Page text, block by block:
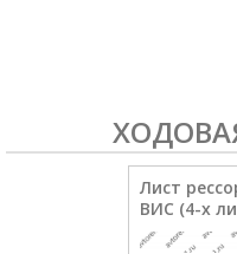
Лист
ВИС (4-х